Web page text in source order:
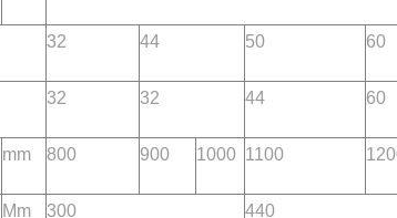
32 44 50 60
32 32 44 60
mm 800 900 1000 1100
Mm 300 440